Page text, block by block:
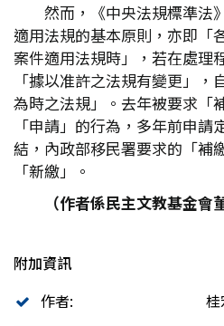
然而，《中央法規標準法
適用法規的基本原則，亦即「
案件適用法規時」，若在處理
「據以准許之法規有變更」
為時之法規」。去年被要求「
「申請」的行為，多年前申
結，內政部移民署要求的「補
「新繳」。
（作者係民主文教基金會
附加資訊
作者: